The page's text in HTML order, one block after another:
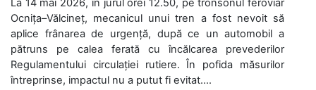
La 14 mai 2026, în jurul orei 12.50, pe tronsonul feroviar
Ocnița–Vălcineț, mecanicul unui tren a fost nevoit să
aplice frânarea de urgență, după ce un automobil a
pătruns pe calea ferată cu încălcarea prevederilor
Regulamentului circulației rutiere. În pofida măsurilor
întreprinse, impactul nu a putut fi evitat....